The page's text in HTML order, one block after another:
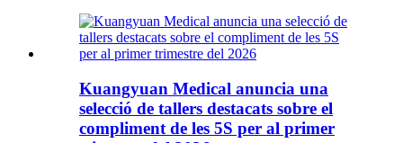
Kuangyuan Medical anuncia una
selecció de tallers destacats sobre el
compliment de les 5S per al primer